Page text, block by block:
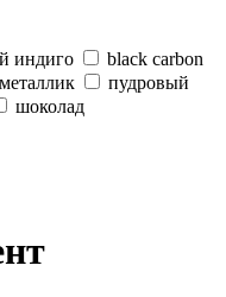
индиго
black carbon
металлик
пудровый
шоколад